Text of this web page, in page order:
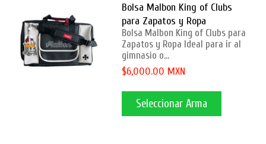
Bolsa Malbon King of Clubs
para Zapatos y Ropa
Bolsa Malbon King of Clubs para
Zapatos y Ropa Ideal para ir al
gimnasio o...
$6,000.00 MXN
Seleccionar Arma